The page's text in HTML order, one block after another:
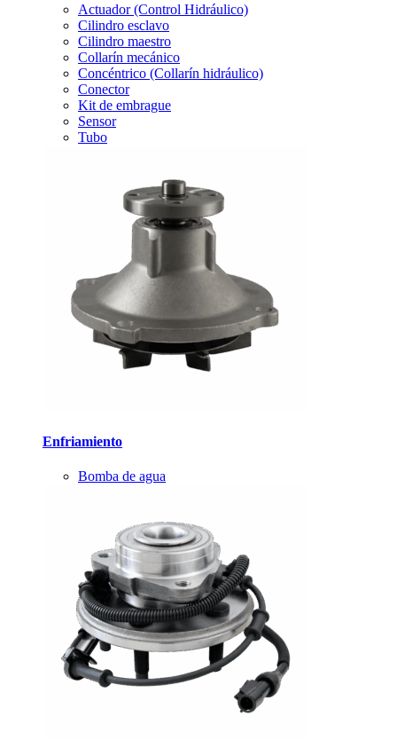
Actuador (Control Hidráulico)
Cilindro esclavo
Cilindro maestro
Collarín mecánico
Concéntrico (Collarín hidráulico)
Conector
Kit de embrague
Sensor
Tubo
Enfriamiento
Bomba de agua